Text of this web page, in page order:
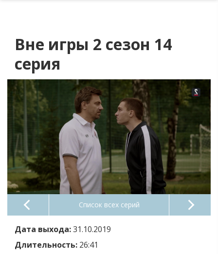
Вне игры 2 сезон 14
серия
Список всех серий
Дата выхода:31.10.2019
Длительность: 26:41